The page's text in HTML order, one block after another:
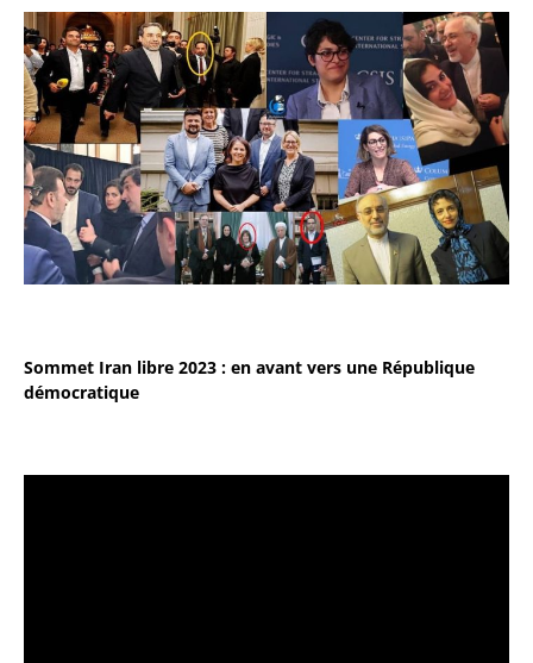
Sommet Iran libre 2023 : en avant vers une République
démocratique